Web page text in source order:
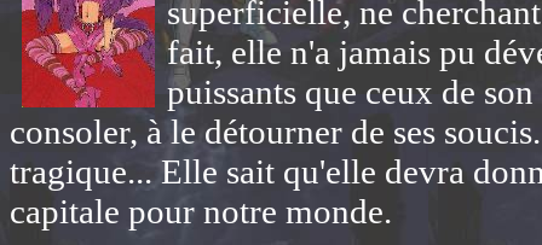
superficielle, ne
fait, elle n'a jamais pu
puissants que ceux de
consoler, à le détourner de ses
tragique... Elle sait qu'elle devra
capitale pour notre monde.